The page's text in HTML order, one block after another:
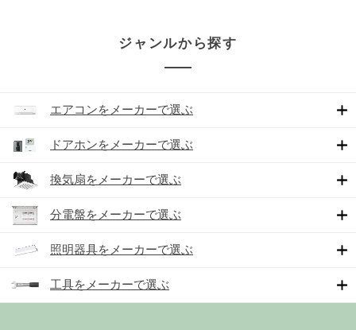
ジャンルから探す
エアコンをメーカーで選ぶ
ドアホンをメーカーで選ぶ
換気扇をメーカーで選ぶ
分電盤をメーカーで選ぶ
照明器具をメーカーで選ぶ
工具をメーカーで選ぶ